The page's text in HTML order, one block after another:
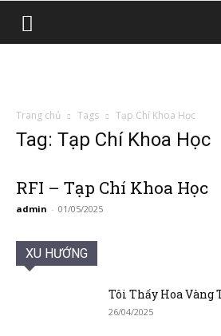
Trang chủ Tags Tạp Chí Khoa Học
Tag: Tạp Chí Khoa Học
RFI – Tạp Chí Khoa Học
admin - 01/05/2025
XU HƯỚNG
Tôi Thấy Hoa Vàng
26/04/2025